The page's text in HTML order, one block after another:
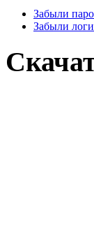
Забыли
Забыли